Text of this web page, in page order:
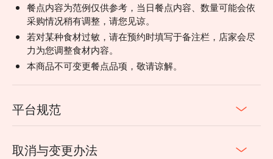
餐点内容为范例仅供参考，当日餐点内容、数量可能会依
采购情况稍有调整，请您见谅。
若对某种食材过敏，请在预约时填写于备注栏，店家会尽
力为您调整食材内容。
本商品不可变更餐点品项，敬请谅解。
平台规范
取消与变更办法